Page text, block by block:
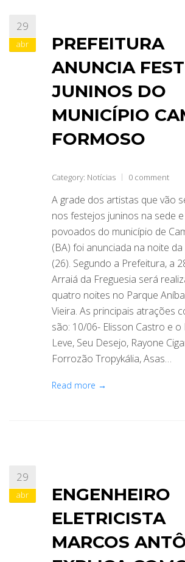
29
abr
PREFEITURA
ANUNCIA
JUNINOS DO
MUNICÍPIO
FORMOSO
Category: Notícias 0 comment
A grade dos artistas que vão
nos festejos juninos na sede
povoados do município de
(BA) foi anunciada na noite
(26). Segundo a Prefeitura, a
Arraiá da Freguesia será
quatro noites no Parque
Vieira. As principais atrações
são: 10/06- Elisson Castro e o
Leve, Seu Desejo, Rayone
Forrozão Tropykália, Asas…
Read more →
29
abr
ENGENHEIRO
ELETRICISTA
MARCOS